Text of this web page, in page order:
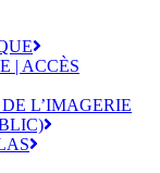
| ACCÈS
L’IMAGERIE